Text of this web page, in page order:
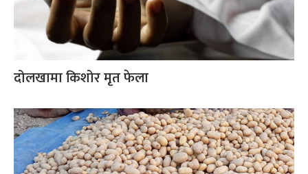
दोलखामा किशोर मृत फेला